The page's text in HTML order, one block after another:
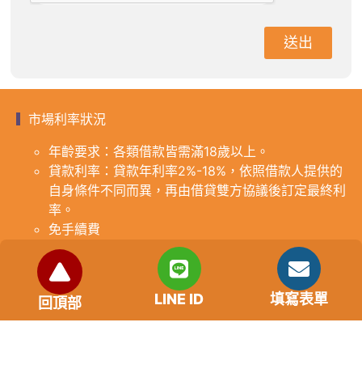
送出
市場利率狀況
年齡要求：各類借款皆需滿18歲以上。
貸款利率：貸款年利率2%-18%，依照借款人提供的
自身條件不同而異，再由借貸雙方協議後訂定最終利
率。
免手續費
還款期限：最短1個月，最長180個月，依照借貸雙
方協議而訂。
範例試算：小明急需現金10萬元，經多方比較利率
後選定金主，雙方簽定於36個月內須還清借款，年
利率12%計算，每月利息1000元，無須手續費。
回頂部 LINE ID 填寫表單